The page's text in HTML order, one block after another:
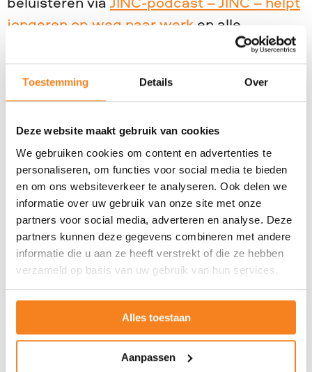
Toestemming Details Over
Deze website maakt gebruik van cookies
We gebruiken cookies om content en advertenties te
personaliseren, om functies voor social media te bieden
en om ons websiteverkeer te analyseren. Ook delen we
informatie over uw gebruik van onze site met onze
partners voor social media, adverteren en analyse. Deze
partners kunnen deze gegevens combineren met andere
informatie die u aan ze heeft verstrekt of die ze hebben
verzameld op basis van uw gebruik van hun services.
Alles toestaan
Aanpassen
beluisteren via JINC-podcast – JINC – helpt
jongeren op weg naar werk en alle
Wat gebeurt er tijdens de week?
JINC en andere maatschappelijke
en projecten waarin jongeren vaardigheden
oefenen zoals ondernemen en debatteren.
Dit jaar doet ook het mbo mee met
meerdere JINC-projecten. De week brengt
organisaties, politiek, scholen, leerlingen en
studenten samen.
Een greep uit het programma:
Maandag 3 november:Leidse Week van
Gelijke Kansen Kick-Off(landelijk congres)